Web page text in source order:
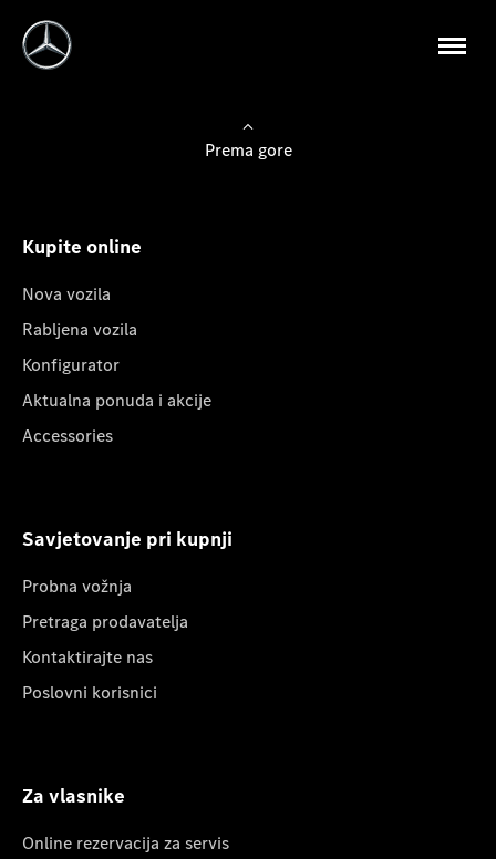
Prema gore
Kupite online
Nova vozila
Rabljena vozila
Konfigurator
Aktualna ponuda i akcije
Accessories
Savjetovanje pri kupnji
Probna vožnja
Pretraga prodavatelja
Kontaktirajte nas
Poslovni korisnici
Za vlasnike
Online rezervacija za servis